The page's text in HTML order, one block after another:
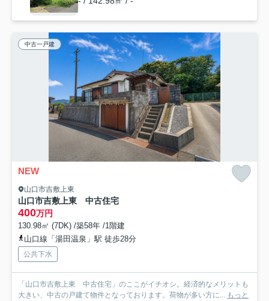
中古一戸建
NEW
山口市吉敷上東
山口市吉敷上東 中古住宅
400万円
130.98㎡ (7DK) /築58年 /1階建
山口線「湯田温泉」駅 徒歩28分
公共下水
「山口市吉敷上東 中古住宅」のここがイチオシ。経済的なメリットも
大きい、中古の戸建て物件となっております。荷物が多い方に... もっと